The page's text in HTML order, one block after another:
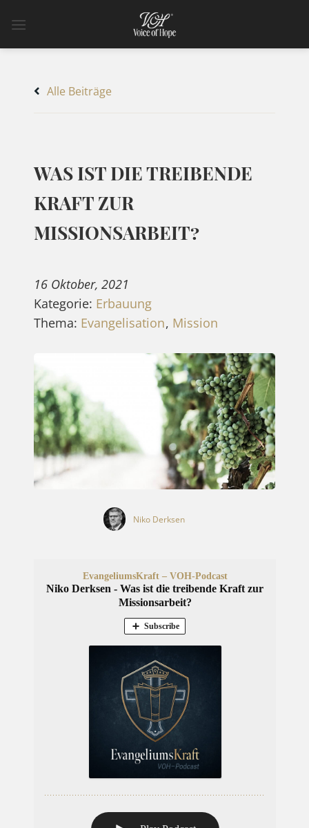
Inhalt
Alle Beiträge
WAS IST DIE TREIBENDE
KRAFT ZUR
MISSIONSARBEIT?
16 Oktober, 2021
Kategorie: Erbauung
Thema: Evangelisation, Mission
Niko Derksen